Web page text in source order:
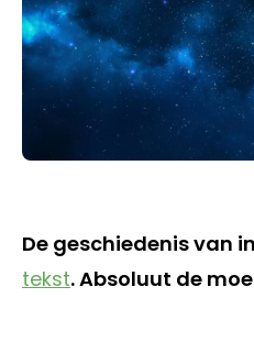
De geschiedenis van
tekst. Absoluut de